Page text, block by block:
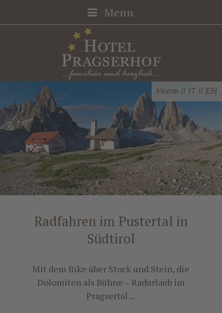
Menu
Home // IT // EN
Radfahren im Pustertal in
Südtirol
Mit dem Bike über Stock und Stein, die
Dolomiten als Bühne – Radurlaub im
Pragsertal ...